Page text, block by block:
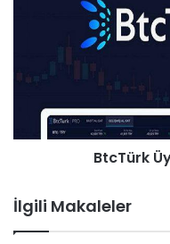
BtcTürk
İlgili Makaleler